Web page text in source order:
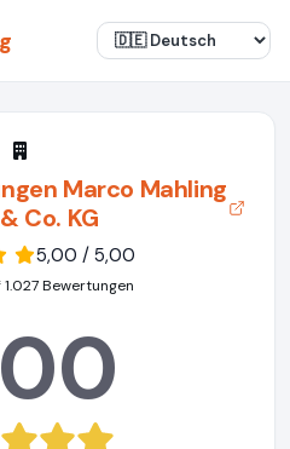
Marco Mahling
Co. KG
5,00 / 5,00
Bewertungen